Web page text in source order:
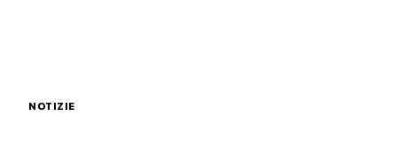
NOTIZIE